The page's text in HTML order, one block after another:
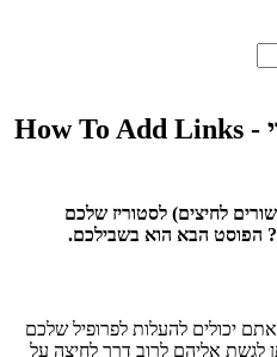
איך להוסיף לינק לסטורי - How To Add Links
לחיצים) לסטוריז שלכם
הפוסט הבא הוא בשבילכם.
יכולים להעלות לפרופיל שלכם
לגשת אליהם לרוב דרך לחיצה על